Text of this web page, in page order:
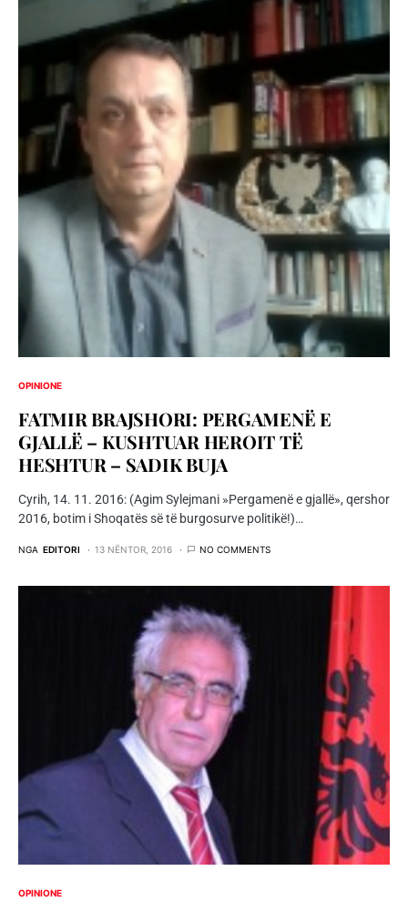
OPINIONE
FATMIR BRAJSHORI: PERGAMENË E
GJALLË – KUSHTUAR HEROIT TË
HESHTUR – SADIK BUJA
Cyrih, 14. 11. 2016: (Agim Sylejmani »Pergamenë e gjallë», qershor
2016, botim i Shoqatës së të burgosurve politikë!)…
NGA EDITORI 13 NËNTOR, 2016 NO COMMENTS
OPINIONE